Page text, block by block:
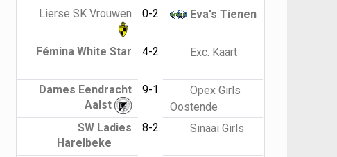
Lierse SK Vrouwen
0-2 Eva's Tienen
Fémina White Star 4-2 Exc. Kaart
Dames Eendracht
Aalst
9-1
Opex Girls
Oostende
SW Ladies
Harelbeke
8-2 Sinaai Girls